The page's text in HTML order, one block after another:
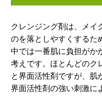
クレンジング剤は、メイ
のを落としやすくするた
中では一番肌に負担がか
考えです。ほとんどのク
と界面活性剤ですが、肌
界面活性剤の強い刺激に